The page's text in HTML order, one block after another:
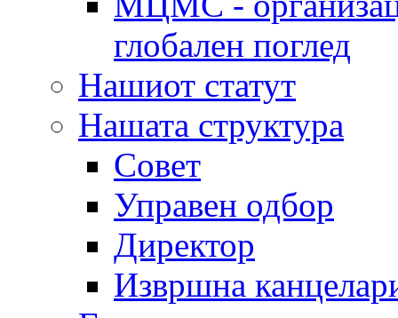
глобален поглед
Нашиот статут
Нашата структура
Совет
Управен одбор
Директор
Извршна